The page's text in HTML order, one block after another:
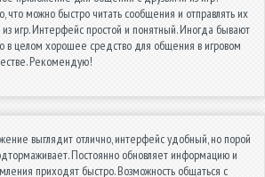
что можно быстро читать сообщения и отправлять их
игр. Интерфейс простой и понятный. Иногда бывают
в целом хорошее средство для общения в игровом
Рекомендую!
выглядит отлично, интерфейс удобный, но порой
Постоянно обновляет информацию и
приходят быстро. Возможность общаться с